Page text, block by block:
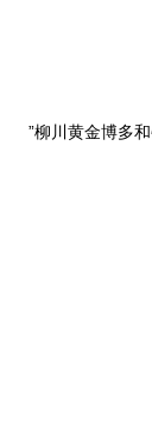
”柳川黄金博多